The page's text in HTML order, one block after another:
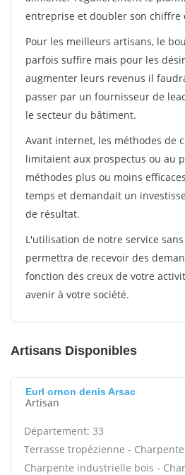
entreprise et doubler son chiffre
Pour les meilleurs artisans, le
parfois suffire mais pour les
augmenter leurs revenus il
passer par un fournisseur de
le secteur du bâtiment.
Avant internet, les méthodes de
limitaient aux prospectus ou au
méthodes plus ou moins
temps et demandait un
de résultat.
L'utilisation de notre service
permettra de recevoir des
fonction des creux de votre
avenir à votre société.
Artisans Disponibles
Eurl ornon denis Arsac
Artisan
Département: 33
Terrasse tropézienne -
Charpente industrielle bois -